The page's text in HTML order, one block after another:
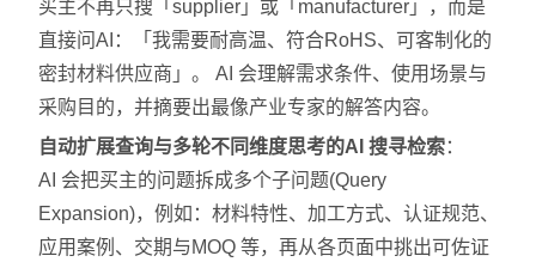
买主不再只搜「supplier」或「manufacturer」，而是
直接问AI：「我需要耐高温、符合RoHS、可客制化的
密封材料供应商」。 AI 会理解需求条件、使用场景与
采购目的，并摘要出最像产业专家的解答内容。
自动扩展查询与多轮不同维度思考的AI 搜寻检索：
AI 会把买主的问题拆成多个子问题(Query
Expansion)，例如：材料特性、加工方式、认证规范、
应用案例、交期与MOQ 等，再从各页面中挑出可佐证